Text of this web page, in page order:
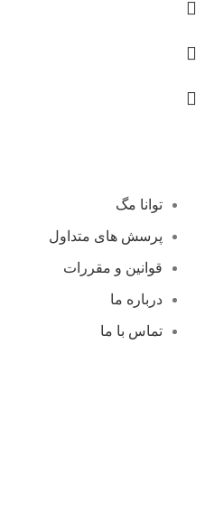
توانا مگ
پرسش های متداول
قوانین و مقررات
درباره ما
تماس با ما